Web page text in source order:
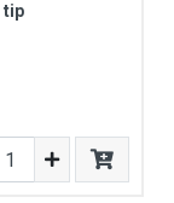
tip